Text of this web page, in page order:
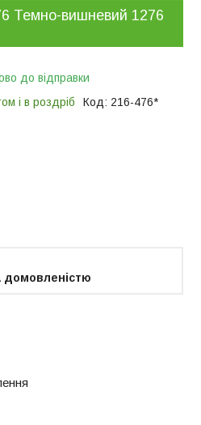
Темно-вишневий 1276
до відправки
і в роздріб
Код: 216-476*
домовленістю